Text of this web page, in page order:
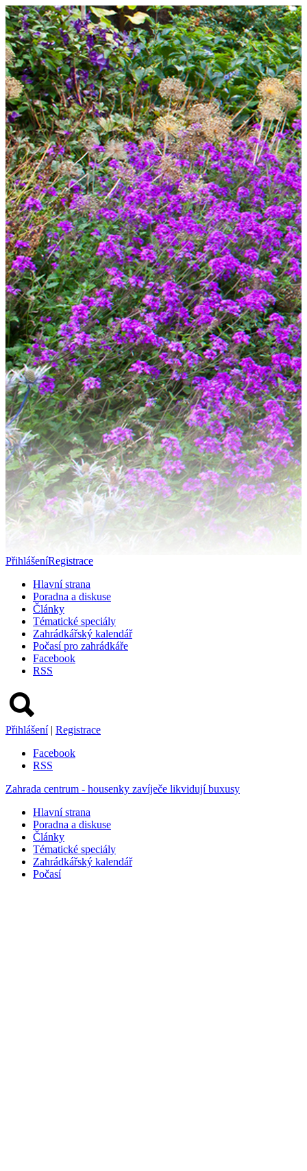
PřihlášeníRegistrace
Hlavní strana
Poradna a diskuse
Články
Tématické speciály
Zahrádkářský kalendář
Počasí pro zahrádkáře
Facebook
RSS
Přihlášení | Registrace
Facebook
RSS
Zahrada centrum - housenky zavíječe likvidují buxusy
Hlavní strana
Poradna a diskuse
Články
Tématické speciály
Zahrádkářský kalendář
Počasí